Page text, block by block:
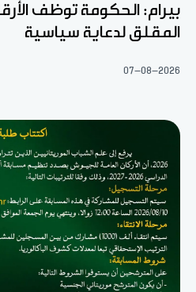
بيرام: الحكومة توظف
المقلق لدعاية سياسية
07-08-2026